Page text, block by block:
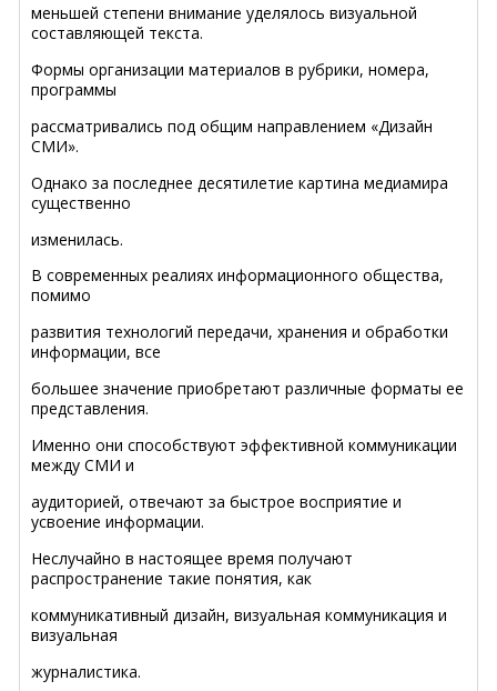
меньшей степени внимание уделялось визуальной
составляющей текста.
Формы организации материалов в рубрики, номера,
программы
рассматривались под общим направлением «Дизайн
СМИ».
Однако за последнее десятилетие картина медиамира
существенно
изменилась.
В современных реалиях информационного общества,
помимо
развития технологий передачи, хранения и обработки
информации, все
большее значение приобретают различные форматы ее
представления.
Именно они способствуют эффективной коммуникации
между СМИ и
аудиторией, отвечают за быстрое восприятие и
усвоение информации.
Неслучайно в настоящее время получают
распространение такие понятия, как
коммуникативный дизайн, визуальная коммуникация и
визуальная
журналистика.